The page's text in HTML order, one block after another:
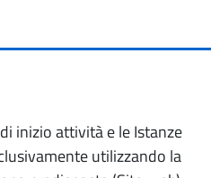
inizio attività e le Istanze
utilizzando la